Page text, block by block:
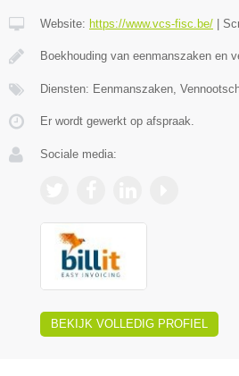
Website: https://www.vcs-fisc.be/
Boekhouding van eenmanszaken en
Diensten: Eenmanszaken,
Er wordt gewerkt op afspraak.
Sociale media:
BEKIJK VOLLEDIG PROFIEL